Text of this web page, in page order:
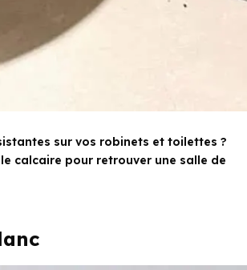
sur vos robinets et toilettes ?
calcaire pour retrouver une salle de